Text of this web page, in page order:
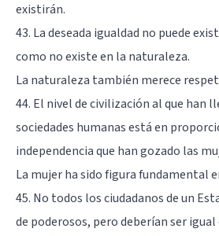
existirán.
43. La deseada igualdad no puede
como no existe en la naturaleza.
La naturaleza también merece
44. El nivel de civilización al que han
sociedades humanas está en
independencia que han gozado las
La mujer ha sido figura fundamental
45. No todos los ciudadanos de un
de poderosos, pero deberían ser